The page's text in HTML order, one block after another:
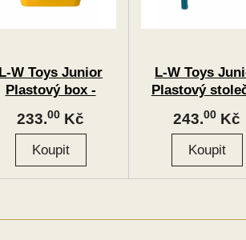
L-W Toys Junior
Plastový box -
Junior kostky
233.00 Kč
L-W Toys
Plastový
pro Junior
243.00 Kč